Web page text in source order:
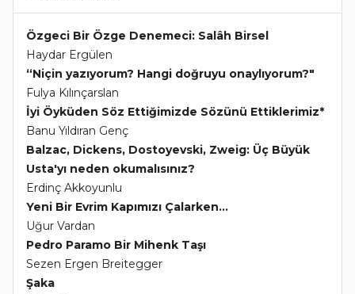
Özgeci Bir Özge Denemeci: Salâh Birsel
Haydar Ergülen
“Niçin yazıyorum? Hangi doğruyu onaylıyorum?"
Fulya Kılınçarslan
İyi Öyküden Söz Ettiğimizde Sözünü Ettiklerimiz*
Banu Yıldıran Genç
Balzac, Dickens, Dostoyevski, Zweig: Üç Büyük
Usta'yı neden okumalısınız?
Erdinç Akkoyunlu
Yeni Bir Evrim Kapımızı Çalarken...
Uğur Vardan
Pedro Paramo Bir Mihenk Taşı
Sezen Ergen Breitegger
Şaka